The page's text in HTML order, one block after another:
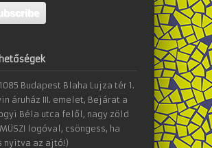
1085 Budapest Blaha Lujza tér 1.
áruház III. emelet, Bejárat a
Béla utca felől, nagy zöld
logóval, csöngess, ha
nyitva az ajtó!)